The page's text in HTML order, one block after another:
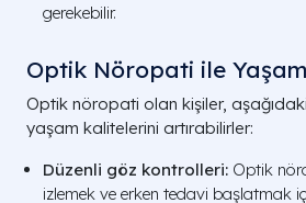
gerekebilir.
Optik Nöropati ile Yaşam
Optik nöropati olan kişiler,
yaşam kalitelerini artırabilirler:
Düzenli göz kontrolleri: Optik
izlemek ve erken tedavi başlatmak